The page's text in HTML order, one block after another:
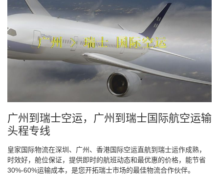
广州到瑞士空运，广州到瑞士国际航空运输
头程专线
皇家国际物流在深圳、广州、香港国际空运直航到瑞士运作成熟，
时效好，舱位保证，提供即时的航班动态和最优惠的价格，能节省
30%-60%运输成本，是您开拓瑞士市场的最佳物流合作伙伴。